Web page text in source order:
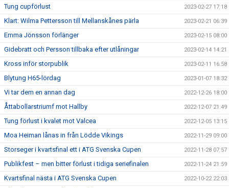
Tung cupförlust 2023-02-27 17:18
Klart: Wilma Pettersson till Mellanskånes pärla 2023-02-21 06:39
Emma Jönsson förlänger 2023-02-15 08:00
Gidebratt och Persson tillbaka efter utlåningar 2023-02-14 14:21
Kross inför storpublik 2023-02-11 16:58
Blytung H65-lördag 2023-01-07 18:32
Vi tar dem en annan dag 2022-12-26 18:00
Åttabollarstriumf mot Hallby 2022-12-07 21:49
Tung förlust i kvalet mot Valcea 2022-12-05 13:15
Moa Heiman lånas in från Lödde Vikings 2022-11-29 09:00
Storseger i kvartsfinal ett i ATG Svenska Cupen 2022-11-28 07:57
Publikfest – men bitter förlust i tidiga seriefinalen 2022-11-24 21:59
Kvartsfinal nästa i ATG Svenska Cupen 2022-10-22 22:03